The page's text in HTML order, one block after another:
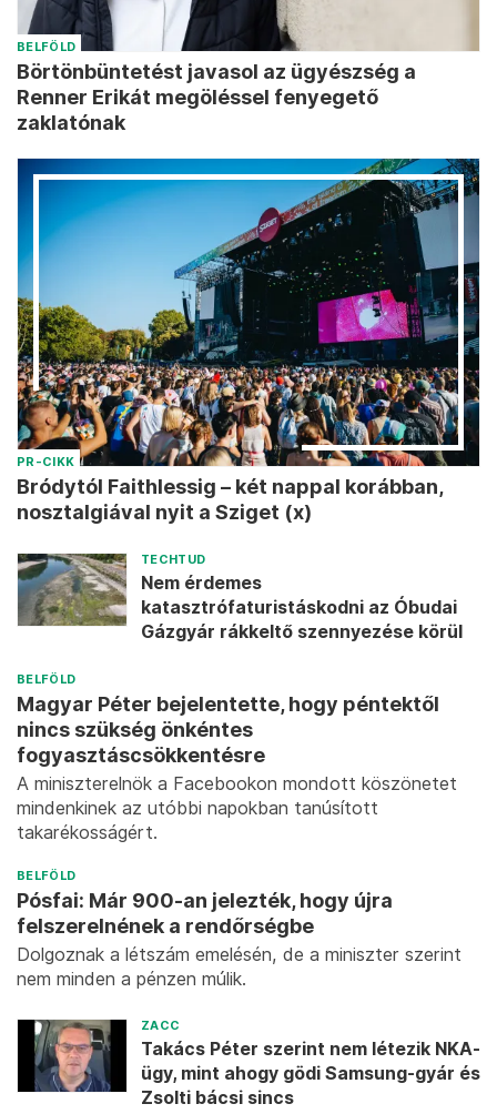
BELFÖLD
Börtönbüntetést javasol az ügyészség a
Renner Erikát megöléssel fenyegető
zaklatónak
PR-CIKK
Bródytól Faithlessig – két nappal korábban,
nosztalgiával nyit a Sziget (x)
TECHTUD
Nem érdemes
katasztrófaturistáskodni az Óbudai
Gázgyár rákkeltő szennyezése körül
BELFÖLD
Magyar Péter bejelentette, hogy péntektől
nincs szükség önkéntes
fogyasztáscsökkentésre
A miniszterelnök a Facebookon mondott köszönetet
mindenkinek az utóbbi napokban tanúsított
takarékosságért.
BELFÖLD
Pósfai: Már 900-an jelezték, hogy újra
felszerelnének a rendőrségbe
Dolgoznak a létszám emelésén, de a miniszter szerint
nem minden a pénzen múlik.
ZACC
Takács Péter szerint nem létezik NKA-
ügy, mint ahogy gödi Samsung-gyár és
Zsolti bácsi sincs